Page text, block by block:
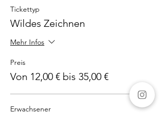
Tickettyp
Wildes Zeichnen
Mehr Infos
Preis
Von 12,00 € bis 35,00 €
Erwachsener